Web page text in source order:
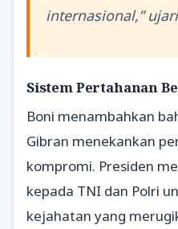
internasional,”
Sistem Pertahanan
Boni menambahkan
Gibran menekankan
kompromi. Presiden
kepada TNI dan Polri
kejahatan yang